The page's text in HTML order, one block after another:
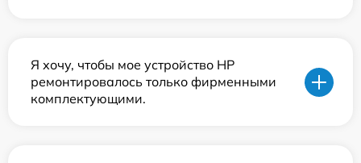
Я хочу, чтобы мое устройство HP
ремонтировалось только фирменными
комплектующими.